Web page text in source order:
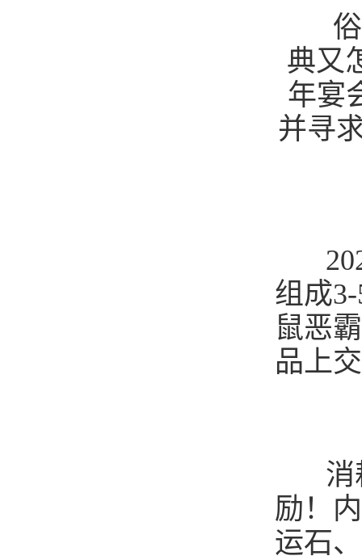
俗
典又
年宴
并寻
组成
鼠恶
品上
消耗
励！
运石